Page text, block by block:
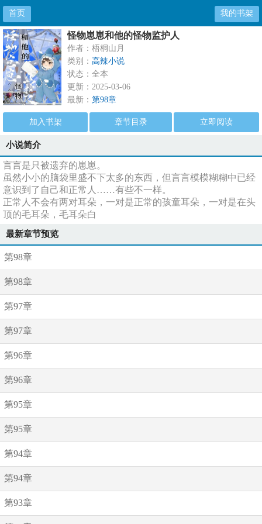
首页 我的书架
怪物崽崽和他的怪物监护人
作者：梧桐山月
类别： 高辣小说
状态：全本
更新：2025-03-06
最新： 第98章
加入书架 章节目录 立即阅读
小说简介
言言是只被遗弃的崽崽。
虽然小小的脑袋里盛不下太多的东西，但言言模模糊糊中已经
意识到了自己和正常人……有些不一样。
正常人不会有两对耳朵，一对是正常的孩童耳朵，一对是在头
顶的毛耳朵，毛耳朵白
最新章节预览
第98章
第98章
第97章
第97章
第96章
第96章
第95章
第95章
第94章
第94章
第93章